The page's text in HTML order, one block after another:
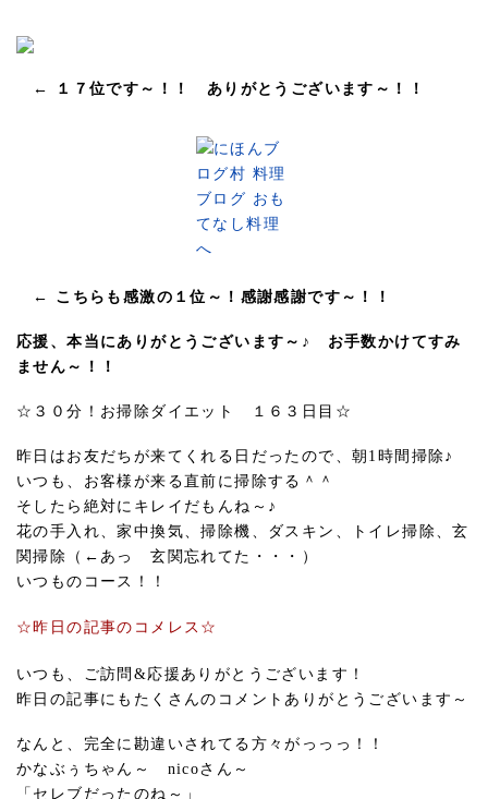
← １７位です～！！ ありがとうございます～！！
← こちらも感激の１位～！感謝感謝です～！！
応援、本当にありがとうございます～♪ お手数かけてすみ
ません～！！
☆３０分！お掃除ダイエット １６３日目☆
昨日はお友だちが来てくれる日だったので、朝1時間掃除♪
いつも、お客様が来る直前に掃除する＾＾
そしたら絶対にキレイだもんね～♪
花の手入れ、家中換気、掃除機、ダスキン、トイレ掃除、玄
関掃除（←あっ 玄関忘れてた・・・）
いつものコース！！
☆昨日の記事のコメレス☆
いつも、ご訪問&応援ありがとうございます！
昨日の記事にもたくさんのコメントありがとうございます～
なんと、完全に勘違いされてる方々がっっっ！！
かなぶぅちゃん～ nicoさん～
「セレブだったのね～」